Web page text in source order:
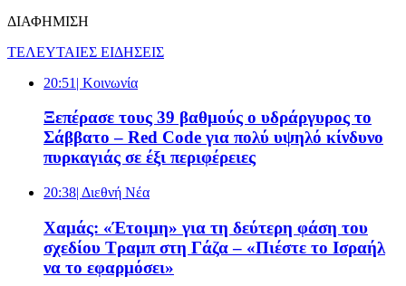
ΔΙΑΦΗΜΙΣΗ
ΤΕΛΕΥΤΑΙΕΣ ΕΙΔΗΣΕΙΣ
20:51 | Κοινωνία
Ξεπέρασε τους 39 βαθμούς ο υδράργυρος το
Σάββατο – Red Code για πολύ υψηλό κίνδυνο
πυρκαγιάς σε έξι περιφέρειες
20:38| Διεθνή Νέα
Χαμάς: «Έτοιμη» για τη δεύτερη φάση του
σχεδίου Τραμπ στη Γάζα – «Πιέστε το Ισραήλ
να το εφαρμόσει»